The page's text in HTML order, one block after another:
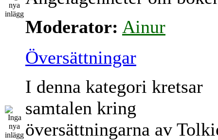
Moderator: Ainur
Översättningar
I denna kategori kretsar
samtalen kring
översättningarna av